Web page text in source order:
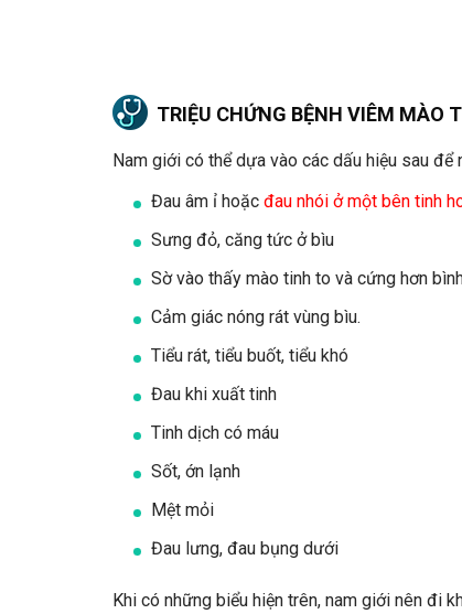
TRIỆU CHỨNG BỆNH VIÊM MÀO
Nam giới có thể dựa vào các dấu hiệu sau để
Đau âm ỉ hoặc đau nhói ở một bên tinh
Sưng đỏ, căng tức ở bìu
Sờ vào thấy mào tinh to và cứng hơn
Cảm giác nóng rát vùng bìu.
Tiểu rát, tiểu buốt, tiểu khó
Đau khi xuất tinh
Tinh dịch có máu
Sốt, ớn lạnh
Mệt mỏi
Đau lưng, đau bụng dưới
Khi có những biểu hiện trên, nam giới nên đi